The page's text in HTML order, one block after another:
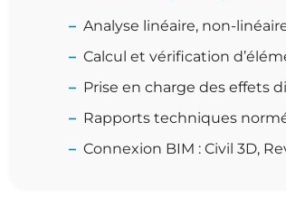
Analyse linéaire, non-
Calcul et vérification
Prise en charge des effets
Rapports techniques
Connexion BIM : Civil 3D,